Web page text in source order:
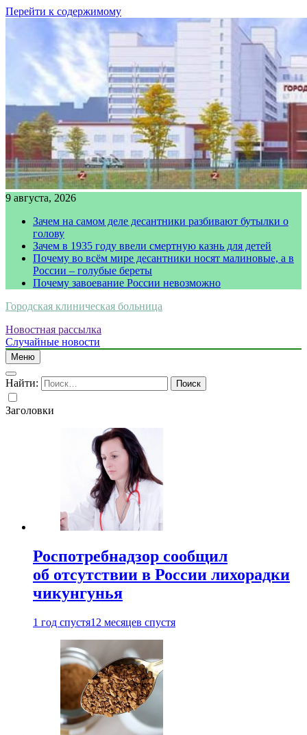
Перейти к содержимому
9 августа, 2026
Зачем на самом деле десантники разбивают бутылки о
голову
Зачем в 1935 году ввели смертную казнь для детей
Почему во всём мире десантники носят малиновые, а в
России – голубые береты
Почему завоевание России невозможно
Городская клиническая больница
Новостная рассылка
Случайные новости
Меню
Найти:
Заголовки
Роспотребнадзор сообщил
об отсутствии в России лихорадки
чикунгунья
1 год спустя12 месяцев спустя